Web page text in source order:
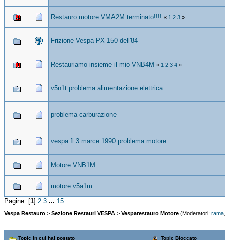
Restauro motore VMA2M terminato!!!! « 1 2 3 »
Frizione Vespa PX 150 dell'84
Restauriamo insieme il mio VNB4M « 1 2 3 4 »
v5n1t problema alimentazione elettrica
problema carburazione
vespa fl 3 marce 1990 problema motore
Motore VNB1M
motore v5a1m
Pagine: [1] 2 3 ... 15
Vespa Restauro > Sezione Restauri VESPA > Vesparestauro Motore (Moderatori: rama
Topic in cui hai postato
Topic Bloccato